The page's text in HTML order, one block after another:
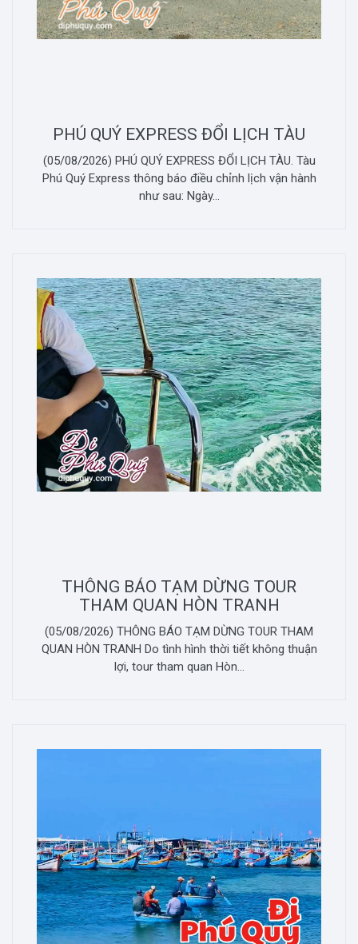
PHÚ QUÝ EXPRESS ĐỔI LỊCH TÀU
(05/08/2026) PHÚ QUÝ EXPRESS ĐỔI LỊCH TÀU. Tàu
Phú Quý Express thông báo điều chỉnh lịch vận hành
như sau: Ngày...
THÔNG BÁO TẠM DỪNG TOUR
THAM QUAN HÒN TRANH
(05/08/2026) THÔNG BÁO TẠM DỪNG TOUR THAM
QUAN HÒN TRANH Do tình hình thời tiết không thuận
lợi, tour tham quan Hòn...